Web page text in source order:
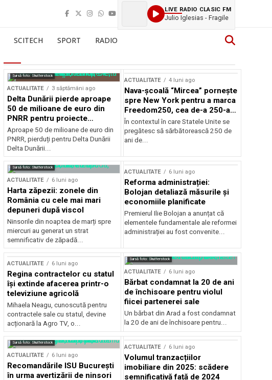
LIVE RADIO CLASIC FM
Julio Iglesias - Fragile
SCITECH SPORT RADIO
Sursă foto: Shutterstock
ACTUALITATE 3 săptămâni ago
Delta Dunării pierde aproape
50 de milioane de euro din
PNRR pentru proiecte
esențiale
Aproape 50 de milioane de euro din
PNRR, pierduți pentru Delta Dunării
Delta Dunării...
ACTUALITATE 4 luni ago
Nava-școală “Mircea” pornește
spre New York pentru a marca
Freedom250, cea de-a 250-a
aniversare a Statelor Unite
În contextul în care Statele Unite se
pregătesc să sărbătorească 250 de
ani de...
Sursă foto: Shutterstock
ACTUALITATE 6 luni ago
Harta zăpezii: zonele din
România cu cele mai mari
depuneri după viscol
Ninsorile din noaptea de marți spre
miercuri au generat un strat
semnificativ de zăpadă...
ACTUALITATE 6 luni ago
Reforma administrației:
Bolojan detaliază măsurile și
economiile planificate
Premierul Ilie Bolojan a anunțat că
elementele fundamentale ale reformei
administrației au fost convenite...
ACTUALITATE 6 luni ago
Regina contractelor cu statul
își extinde afacerea printr-o
televiziune agricolă
Mihaela Neagu, cunoscută pentru
contractele sale cu statul, devine
acționară la Agro TV, o...
Sursă foto: Shutterstock
ACTUALITATE 6 luni ago
Bărbat condamnat la 20 de ani
de închisoare pentru violul
fiicei partenerei sale
Un bărbat din Arad a fost condamnat
la 20 de ani de închisoare pentru...
Sursă foto: Shutterstock
ACTUALITATE 6 luni ago
Recomandările ISU București
în urma avertizării de ninsori
ACTUALITATE 6 luni ago
Volumul tranzacțiilor
imobiliare din 2025: scădere
semnificativă față de 2024